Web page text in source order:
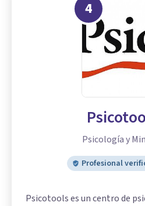
4
Psicología y
Profesional
Psicotools es un centro de